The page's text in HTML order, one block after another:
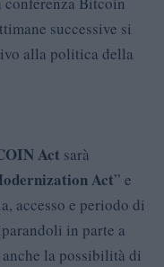
successive si
alla politica della
Act sarà
Act” e
accesso e periodo di
in parte a
la possibilità di